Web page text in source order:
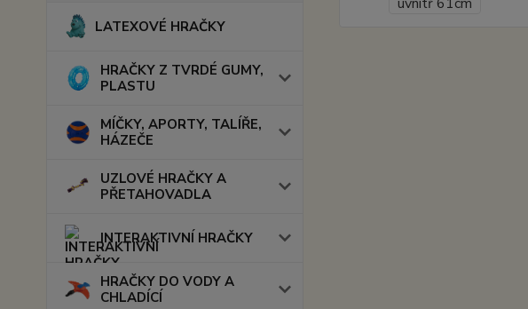
LATEXOVÉ HRAČKY
HRAČKY Z TVRDÉ GUMY,
PLASTU
MÍČKY, APORTY, TALÍŘE,
HÁZEČE
UZLOVÉ HRAČKY A
PŘETAHOVADLA
INTERAKTIVNÍ HRAČKY
HRAČKY DO VODY A
CHLADÍCÍ